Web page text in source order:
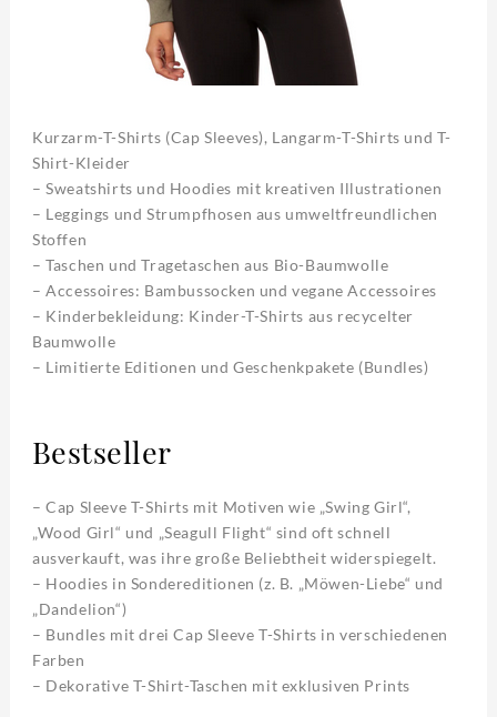
Kurzarm-T-Shirts (Cap Sleeves), Langarm-T-Shirts und T-
Shirt-Kleider
– Sweatshirts und Hoodies mit kreativen Illustrationen
– Leggings und Strumpfhosen aus umweltfreundlichen
Stoffen
– Taschen und Tragetaschen aus Bio-Baumwolle
– Accessoires: Bambussocken und vegane Accessoires
– Kinderbekleidung: Kinder-T-Shirts aus recycelter
Baumwolle
– Limitierte Editionen und Geschenkpakete (Bundles)
Bestseller
– Cap Sleeve T-Shirts mit Motiven wie „Swing Girl“,
„Wood Girl“ und „Seagull Flight“ sind oft schnell
ausverkauft, was ihre große Beliebtheit widerspiegelt.
– Hoodies in Sondereditionen (z. B. „Möwen-Liebe“ und
„Dandelion“)
– Bundles mit drei Cap Sleeve T-Shirts in verschiedenen
Farben
– Dekorative T-Shirt-Taschen mit exklusiven Prints